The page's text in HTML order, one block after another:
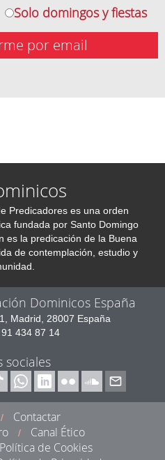
Solo domingos y fiestas
por email
Predicadores es una orden
fundada por Santo Domingo
es la predicación de la Buena
de contemplación, estudio y
Dominicos España
Madrid, 28007 España
434 87 14
sociales
/
Contactar
/
Canal Ético
Política de Cookies